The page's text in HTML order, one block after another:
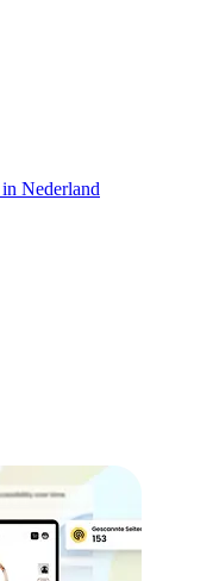
Nederland